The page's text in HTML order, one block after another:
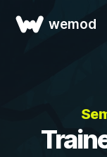
wemod